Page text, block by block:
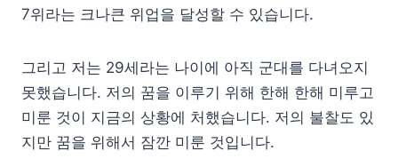
7위라는 크나큰 위업을 달성할 수 있습니다.
그리고 저는 29세라는 나이에 아직 군대를 다녀오지
못했습니다. 저의 꿈을 이루기 위해 한해 한해 미루고
미룬 것이 지금의 상황에 처했습니다. 저의 불찰도 있
지만 꿈을 위해서 잠깐 미룬 것입니다.